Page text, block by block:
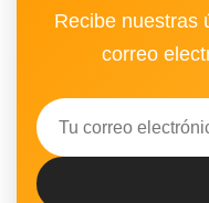
Recibe nuestras
correo